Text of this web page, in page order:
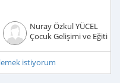
Nuray Özkul YÜCEL
Çocuk Gelişimi ve
istiyorum